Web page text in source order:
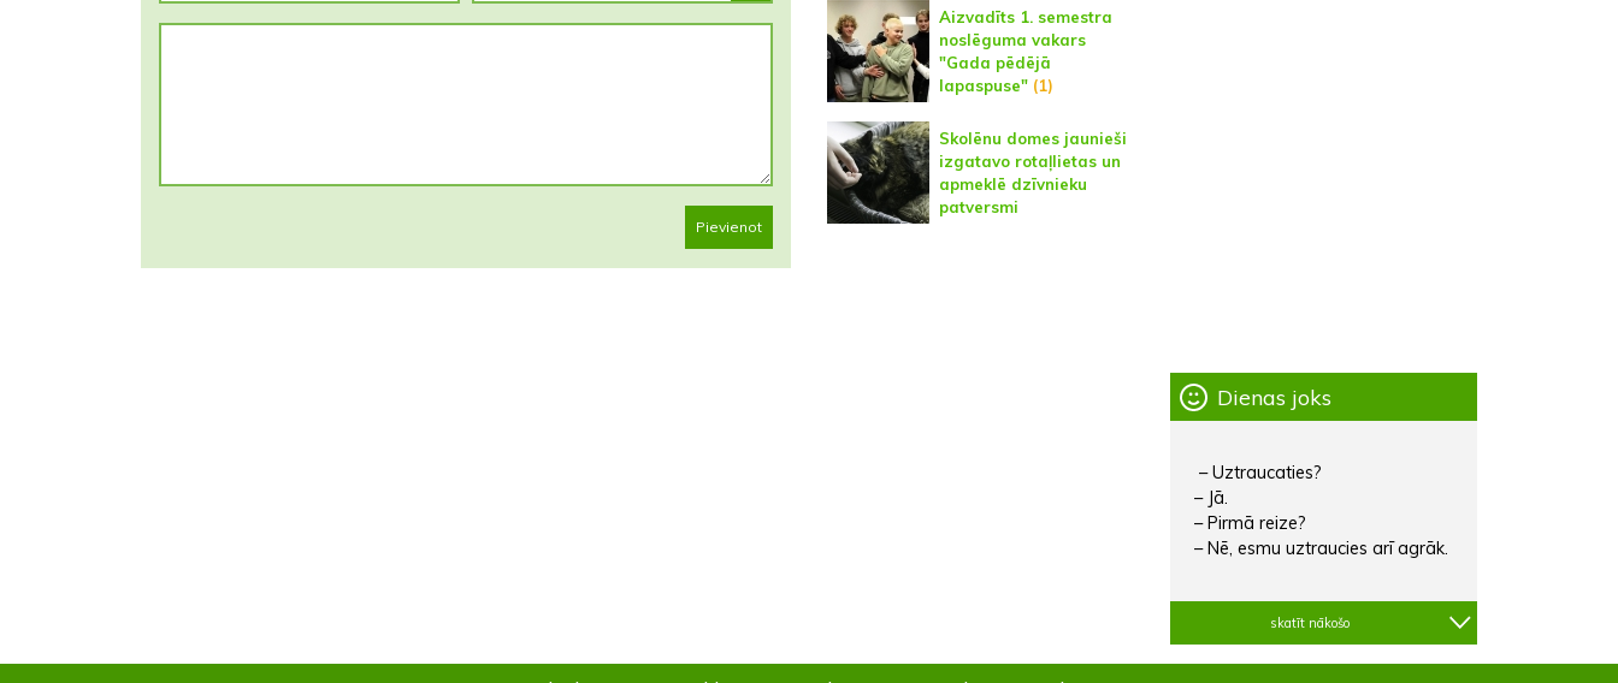
Pievienot
Aizvadīts 1. semestra
noslēguma vakars
"Gada pēdējā
lapaspuse"(1)
Skolēnu domes jaunieši
izgatavo rotaļlietas un
apmeklē dzīvnieku
patversmi
Dienas joks
– Uztraucaties?
– Jā.
– Pirmā reize?
– Nē, esmu uztraucies arī agrāk.
skatīt nākošo